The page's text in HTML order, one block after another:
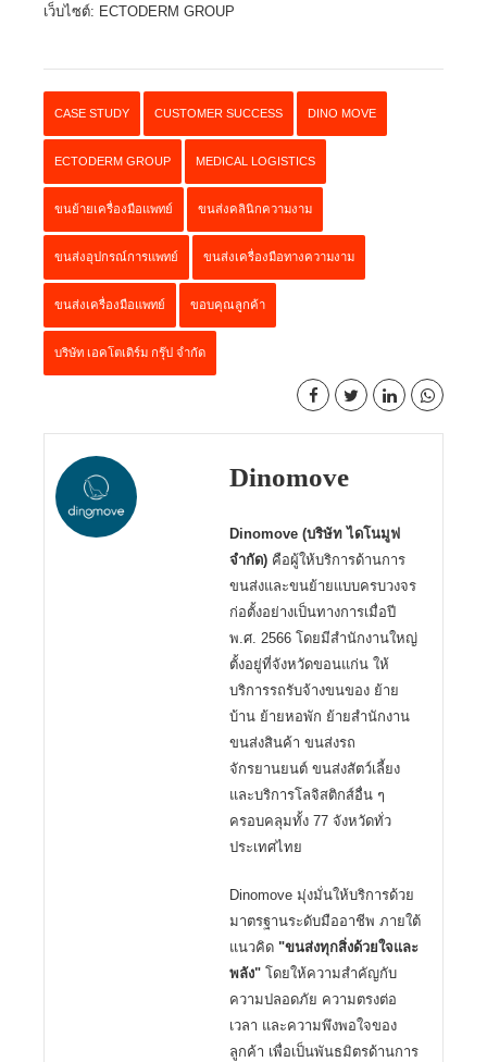
เว็บไซต์: ECTODERM GROUP
CASE STUDY CUSTOMER SUCCESS DINO MOVE
ECTODERM GROUP MEDICAL LOGISTICS
ขนย้ายเครื่องมือแพทย์ ขนส่งคลินิกความงาม
ขนส่งอุปกรณ์การแพทย์ ขนส่งเครื่องมือทางความงาม
ขนส่งเครื่องมือแพทย์ ขอบคุณลูกค้า
บริษัท เอคโตเดิร์ม กรุ๊ป จำกัด
Dinomove
Dinomove (บริษัท ไดโนมูฟ
จำกัด) คือผู้ให้บริการด้านการ
ขนส่งและขนย้ายแบบครบวงจร
ก่อตั้งอย่างเป็นทางการเมื่อปี
พ.ศ. 2566 โดยมีสำนักงานใหญ่
ตั้งอยู่ที่จังหวัดขอนแก่น ให้
บริการรถรับจ้างขนของ ย้าย
บ้าน ย้ายหอพัก ย้ายสำนักงาน
ขนส่งสินค้า ขนส่งรถ
จักรยานยนต์ ขนส่งสัตว์เลี้ยง
และบริการโลจิสติกส์อื่น ๆ
ครอบคลุมทั้ง 77 จังหวัดทั่ว
ประเทศไทย
Dinomove มุ่งมั่นให้บริการด้วย
มาตรฐานระดับมืออาชีพ ภายใต้
แนวคิด "ขนส่งทุกสิ่งด้วยใจและ
พลัง" โดยให้ความสำคัญกับ
ความปลอดภัย ความตรงต่อ
เวลา และความพึงพอใจของ
ลูกค้า เพื่อเป็นพันธมิตรด้านการ